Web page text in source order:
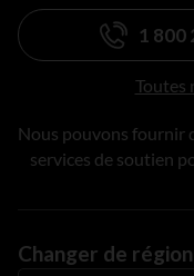
1 800
Toutes
Nous pouvons fournir
services de soutien
Changer de région